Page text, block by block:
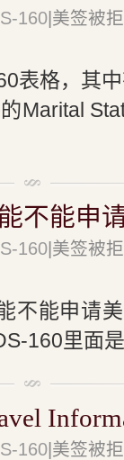
160 |美签被
表格，其
Marital
不能申
160 |美签被
不能申请
160里面
160 |美签被